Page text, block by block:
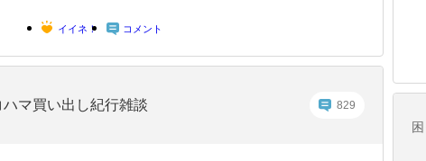
イイネ！ コメント
ハマ買い出し紀行雑談 829